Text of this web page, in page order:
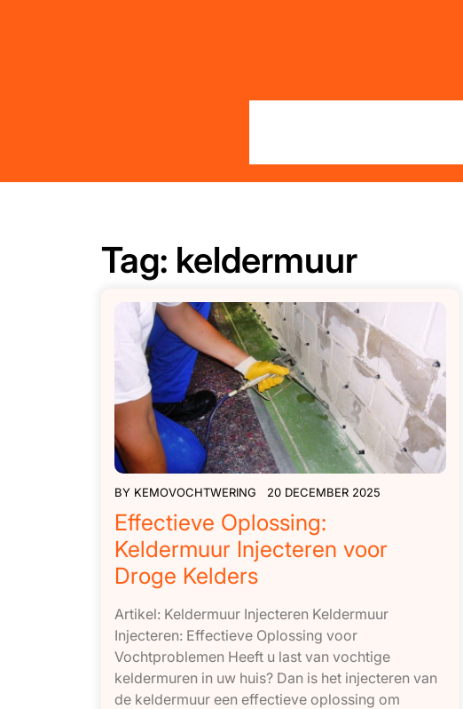
Tag: keldermuur
BY KEMOVOCHTWERING 20 DECEMBER 2025
Effectieve Oplossing:
Keldermuur Injecteren voor
Droge Kelders
Artikel: Keldermuur Injecteren Keldermuur
Injecteren: Effectieve Oplossing voor
Vochtproblemen Heeft u last van vochtige
keldermuren in uw huis? Dan is het injecteren van
de keldermuur een effectieve oplossing om